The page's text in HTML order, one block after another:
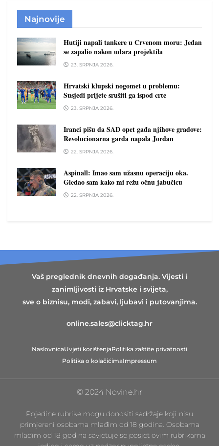
Najnovije
Hutiji napali tankere u Crvenom moru: Jedan
se zapalio nakon udara projektila
23. SRPNJA 2026.
Hrvatski klupski nogomet u problemu:
Susjedi prijete srušiti ga ispod crte
23. SRPNJA 2026.
Iranci pišu da SAD opet gađa njihove gradove:
Revolucionarna garda napala Jordan
22. SRPNJA 2026.
Aspinall: Imao sam užasnu operaciju oka.
Gledao sam kako mi režu očnu jabučicu
22. SRPNJA 2026.
Vaš preglednik dnevnih događanja. Vijesti i
zanimljivosti iz Hrvatske i svijeta,
sve o biznisu, modi, zabavi, ljubavi i putovanjima.
online.sales@clicktag.hr
NaslovnicaUvjeti korištenjaPolitika zaštite privatnosti
Politika o kolačićimaImpressum
© 2024 Novine.hr
Pojedine rubrike mogu donositi sadržaje koji nisu
primjereni osobama mlađim od 18 godina. Osobama
mlađim od 18 godina savjetuje se posjet ovim rubrikama